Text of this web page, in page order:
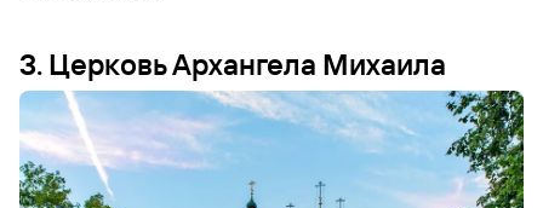
3. Церковь Архангела Михаила